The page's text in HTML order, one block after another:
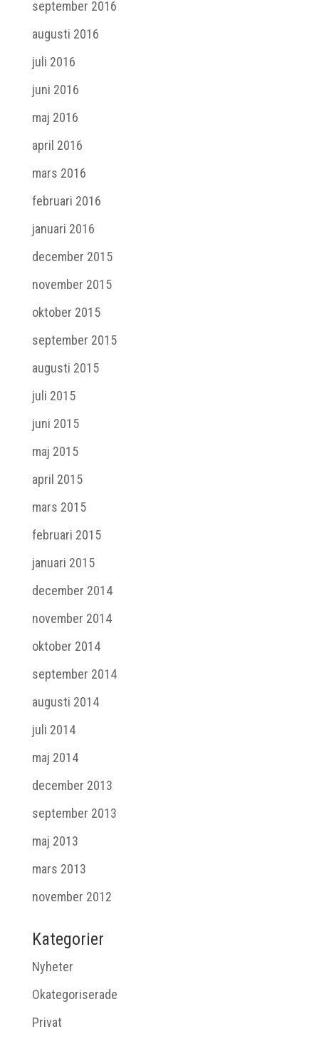
september 2016
augusti 2016
juli 2016
juni 2016
maj 2016
april 2016
mars 2016
februari 2016
januari 2016
december 2015
november 2015
oktober 2015
september 2015
augusti 2015
juli 2015
juni 2015
maj 2015
april 2015
mars 2015
februari 2015
januari 2015
december 2014
november 2014
oktober 2014
september 2014
augusti 2014
juli 2014
maj 2014
december 2013
september 2013
maj 2013
mars 2013
november 2012
Kategorier
Nyheter
Okategoriserade
Privat